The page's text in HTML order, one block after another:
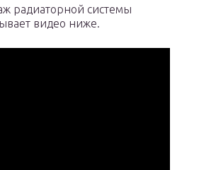
радиаторной системы
видео ниже.